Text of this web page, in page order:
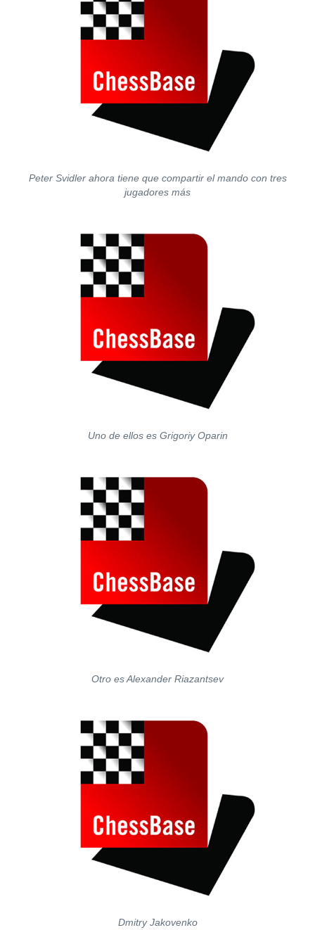
Peter Svidler ahora tiene que compartir el mando con tres
jugadores más
Uno de ellos es Grigoriy Oparin
Otro es Alexander Riazantsev
Dmitry Jakovenko